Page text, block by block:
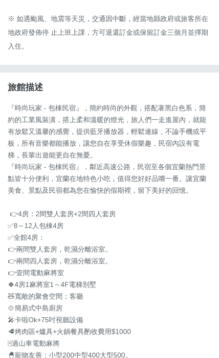
※ 如遇颱風、地震等天災，交通因中斷，經當地縣政府或旅客所在
地政府發佈停 止上班上課，方可退還訂金或保留訂金三個月並擇期
入住。
旅館描述
『時尚玩家 - 包棟民宿』，簡約時尚的外觀，搭配著黑白色系，簡
約的工業風裝潢，搭上柔和溫暖的燈光，旅人們一走進屋內，就能
有放鬆又溫馨的感覺，提供藍牙播放器，輕鬆連線，不論手機或平
板，所有音樂都能播放，讓您自在享受休假樂趣，民宿內設有電
梯，長輩出遊能更自在無憂。
『時尚玩家 - 包棟民宿』，鄰近高速公路，民宿至各個宜蘭熱門景
點皆十分便利，宜蘭在地特色小吃，值得您好好品嚐一番。讓宜蘭
美食、景點及民宿都為您在愉快的假期裡，留下美好的回憶。
✅8～12人包棟4房
✅全館4房：
👉兩間雙人套房，乾濕分離浴室。
👉兩間四人套房，乾濕分離浴室。
👉壹間電動麻將室
🍀4房1麻將室1～4F電梯別墅
🧸寬敞的聚會空間；客廳
🍲簡易式中島廚房
🎤卡啦Ok+75吋視聽設備
🥩烤肉區+爐具+火鍋餐具酌收費用$1000
🀄️過山車電動麻將
🐣寵物友善：小型200中型400大型500。